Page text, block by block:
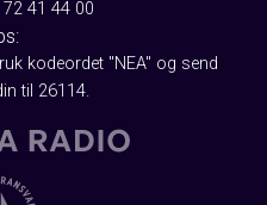
41 44 00
kodeordet "NEA" og send
til 26114.